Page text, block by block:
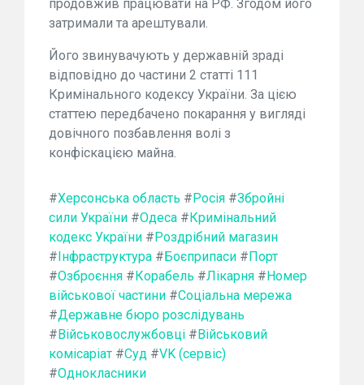
продовжив працювати на РФ. Згодом його
затримали та арештували.
Його звинувачують у державній зраді
відповідно до частини 2 статті 111
Кримінального кодексу України. За цією
статтею передбачено покарання у вигляді
довічного позбавлення волі з
конфіскацією майна.
#Херсонська область # Росія #Збройні
сили України #Одеса # Кримінальний
кодекс України # Роздрібний магазин
# Інфраструктура # Боєприпаси # Порт
#Озброєння # Корабель #Лікарня # Номер
військової частини #Соціальна мережа
#Державне бюро розслідувань
# Військовослужбовці # Військовий
комісаріат #Суд #VK (сервіс)
#Однокласники